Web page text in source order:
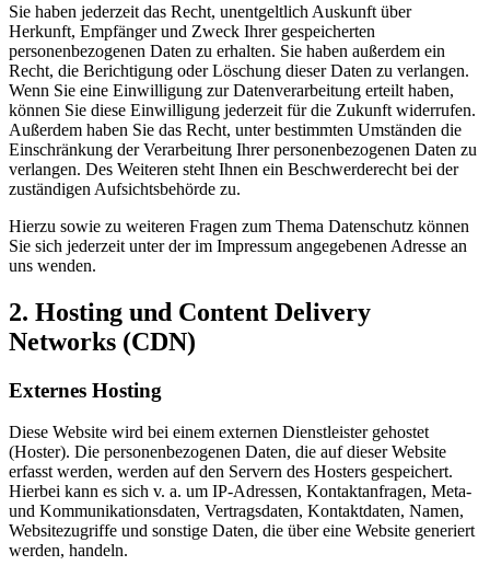
Sie haben jederzeit das Recht, unentgeltlich Auskunft über
Herkunft, Empfänger und Zweck Ihrer gespeicherten
personenbezogenen Daten zu erhalten. Sie haben außerdem ein
Recht, die Berichtigung oder Löschung dieser Daten zu verlangen.
Wenn Sie eine Einwilligung zur Datenverarbeitung erteilt haben,
können Sie diese Einwilligung jederzeit für die Zukunft widerrufen.
Außerdem haben Sie das Recht, unter bestimmten Umständen die
Einschränkung der Verarbeitung Ihrer personenbezogenen Daten zu
verlangen. Des Weiteren steht Ihnen ein Beschwerderecht bei der
zuständigen Aufsichtsbehörde zu.
Hierzu sowie zu weiteren Fragen zum Thema Datenschutz können
Sie sich jederzeit unter der im Impressum angegebenen Adresse an
uns wenden.
2. Hosting und Content Delivery
Networks (CDN)
Externes Hosting
Diese Website wird bei einem externen Dienstleister gehostet
(Hoster). Die personenbezogenen Daten, die auf dieser Website
erfasst werden, werden auf den Servern des Hosters gespeichert.
Hierbei kann es sich v. a. um IP-Adressen, Kontaktanfragen, Meta-
und Kommunikationsdaten, Vertragsdaten, Kontaktdaten, Namen,
Websitezugriffe und sonstige Daten, die über eine Website generiert
werden, handeln.